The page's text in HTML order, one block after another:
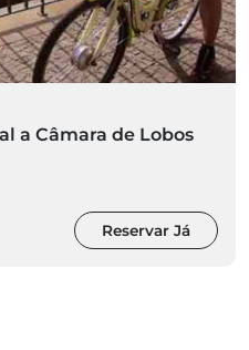
a Câmara de Lobos
Reservar Já